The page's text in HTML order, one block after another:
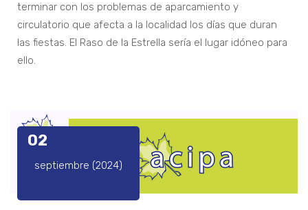
terminar con los problemas de aparcamiento y
circulatorio que afecta a la localidad los días que duran
las fiestas. El Raso de la Estrella sería el lugar idóneo para
ello.
02
septiembre (2024)